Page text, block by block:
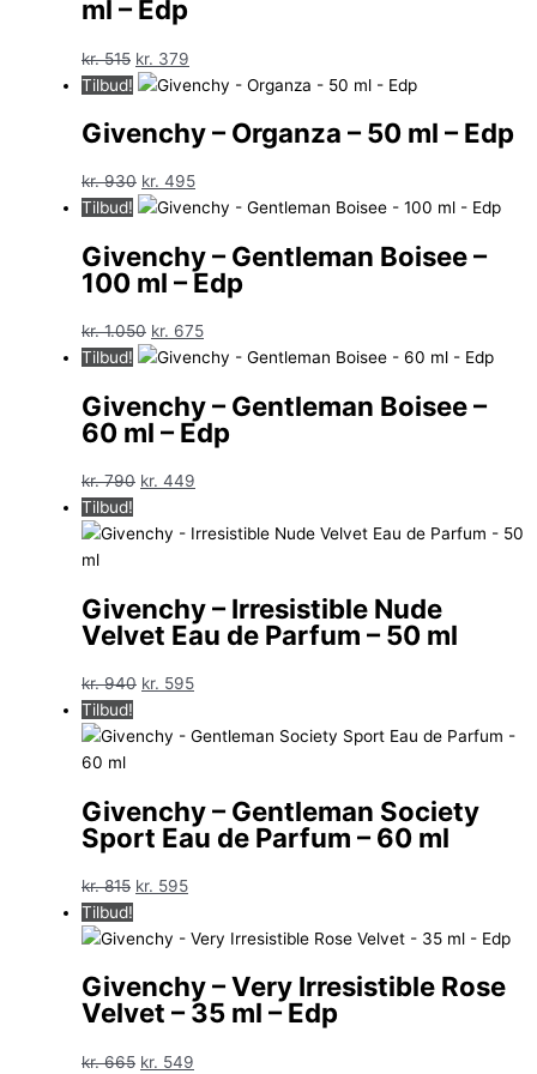
kr. 660.
ml – Edp
kr.515 Den
oprindelige
var:
kr. 379
aktuelle
er:
Tilbud!
Givenchy – Organza – 50 ml – Edp
kr.930 Den
oprindelige
var:
kr. 930.
kr. 495Den
aktuelle
er:
kr. 495.
Tilbud!
Givenchy – Gentleman Boisee –
100 ml – Edp
kr.1.050 Den
oprindelige
var:
kr. 1.050.
kr. 675Den
aktuelle
er:
kr. 675.
Tilbud!
Givenchy – Gentleman Boisee –
60 ml – Edp
kr.790 Den
pris
kr. 449
pris
Tilbud!
Givenchy – Irresistible Nude
Velvet Eau de Parfum – 50 ml
kr.940 Den
pris
kr. 595Den
pris
Tilbud!
Givenchy – Gentleman Society
Sport Eau de Parfum – 60 ml
kr.815 Den
pris
kr. 815.
kr. 595Den
pris
kr. 595.
Tilbud!
Givenchy – Very Irresistible Rose
Velvet – 35 ml – Edp
kr.665 Den
kr. 549